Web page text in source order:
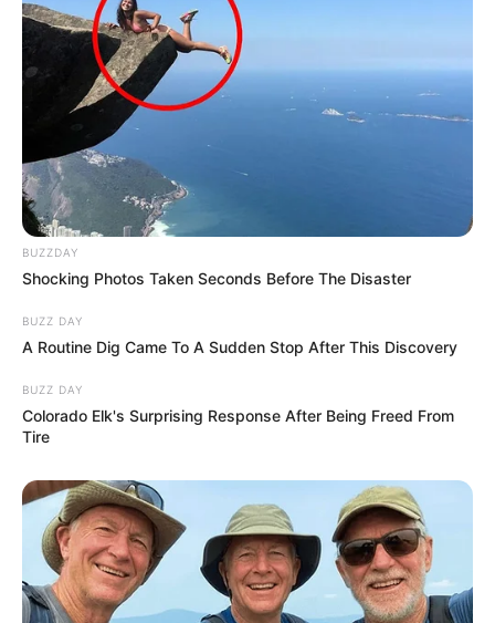
BUZZDAY
Shocking Photos Taken Seconds Before The Disaster
BUZZ DAY
A Routine Dig Came To A Sudden Stop After This Discovery
BUZZ DAY
Colorado Elk's Surprising Response After Being Freed From
Tire